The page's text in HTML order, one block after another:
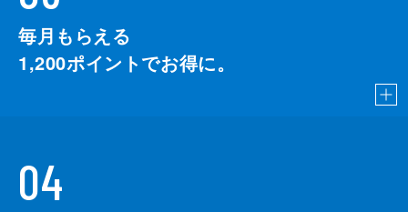
毎月もらえる
1,200ポイントでお得に。
04